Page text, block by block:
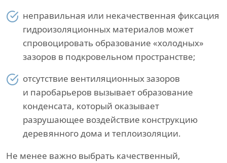
неправильная или некачественная фиксация
гидроизоляционных материалов может
спровоцировать образование «холодных»
зазоров в подкровельном пространстве;
отсутствие вентиляционных зазоров
и паробарьеров вызывает образование
конденсата, который оказывает
разрушающее воздействие конструкцию
деревянного дома и теплоизоляции.
Не менее важно выбрать качественный,